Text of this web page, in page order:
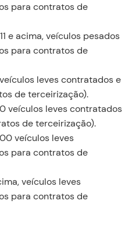
para contratos de
e acima, veículos pesados
para contratos de
leves contratados e
de terceirização).
veículos leves contratados
de terceirização).
veículos leves
para contratos de
veículos leves
para contratos de